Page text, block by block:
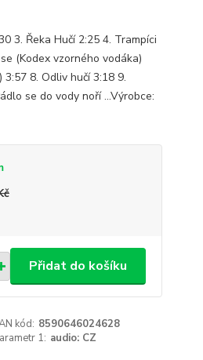
3. Řeka Hučí 2:25 4. Trampíci
(Kodex vzorného vodáka)
8. Odliv hučí 3:18 9.
se do vody noří ...Výrobce:
Přidat do košíku
kód: 8590646024628
1: audio: CZ